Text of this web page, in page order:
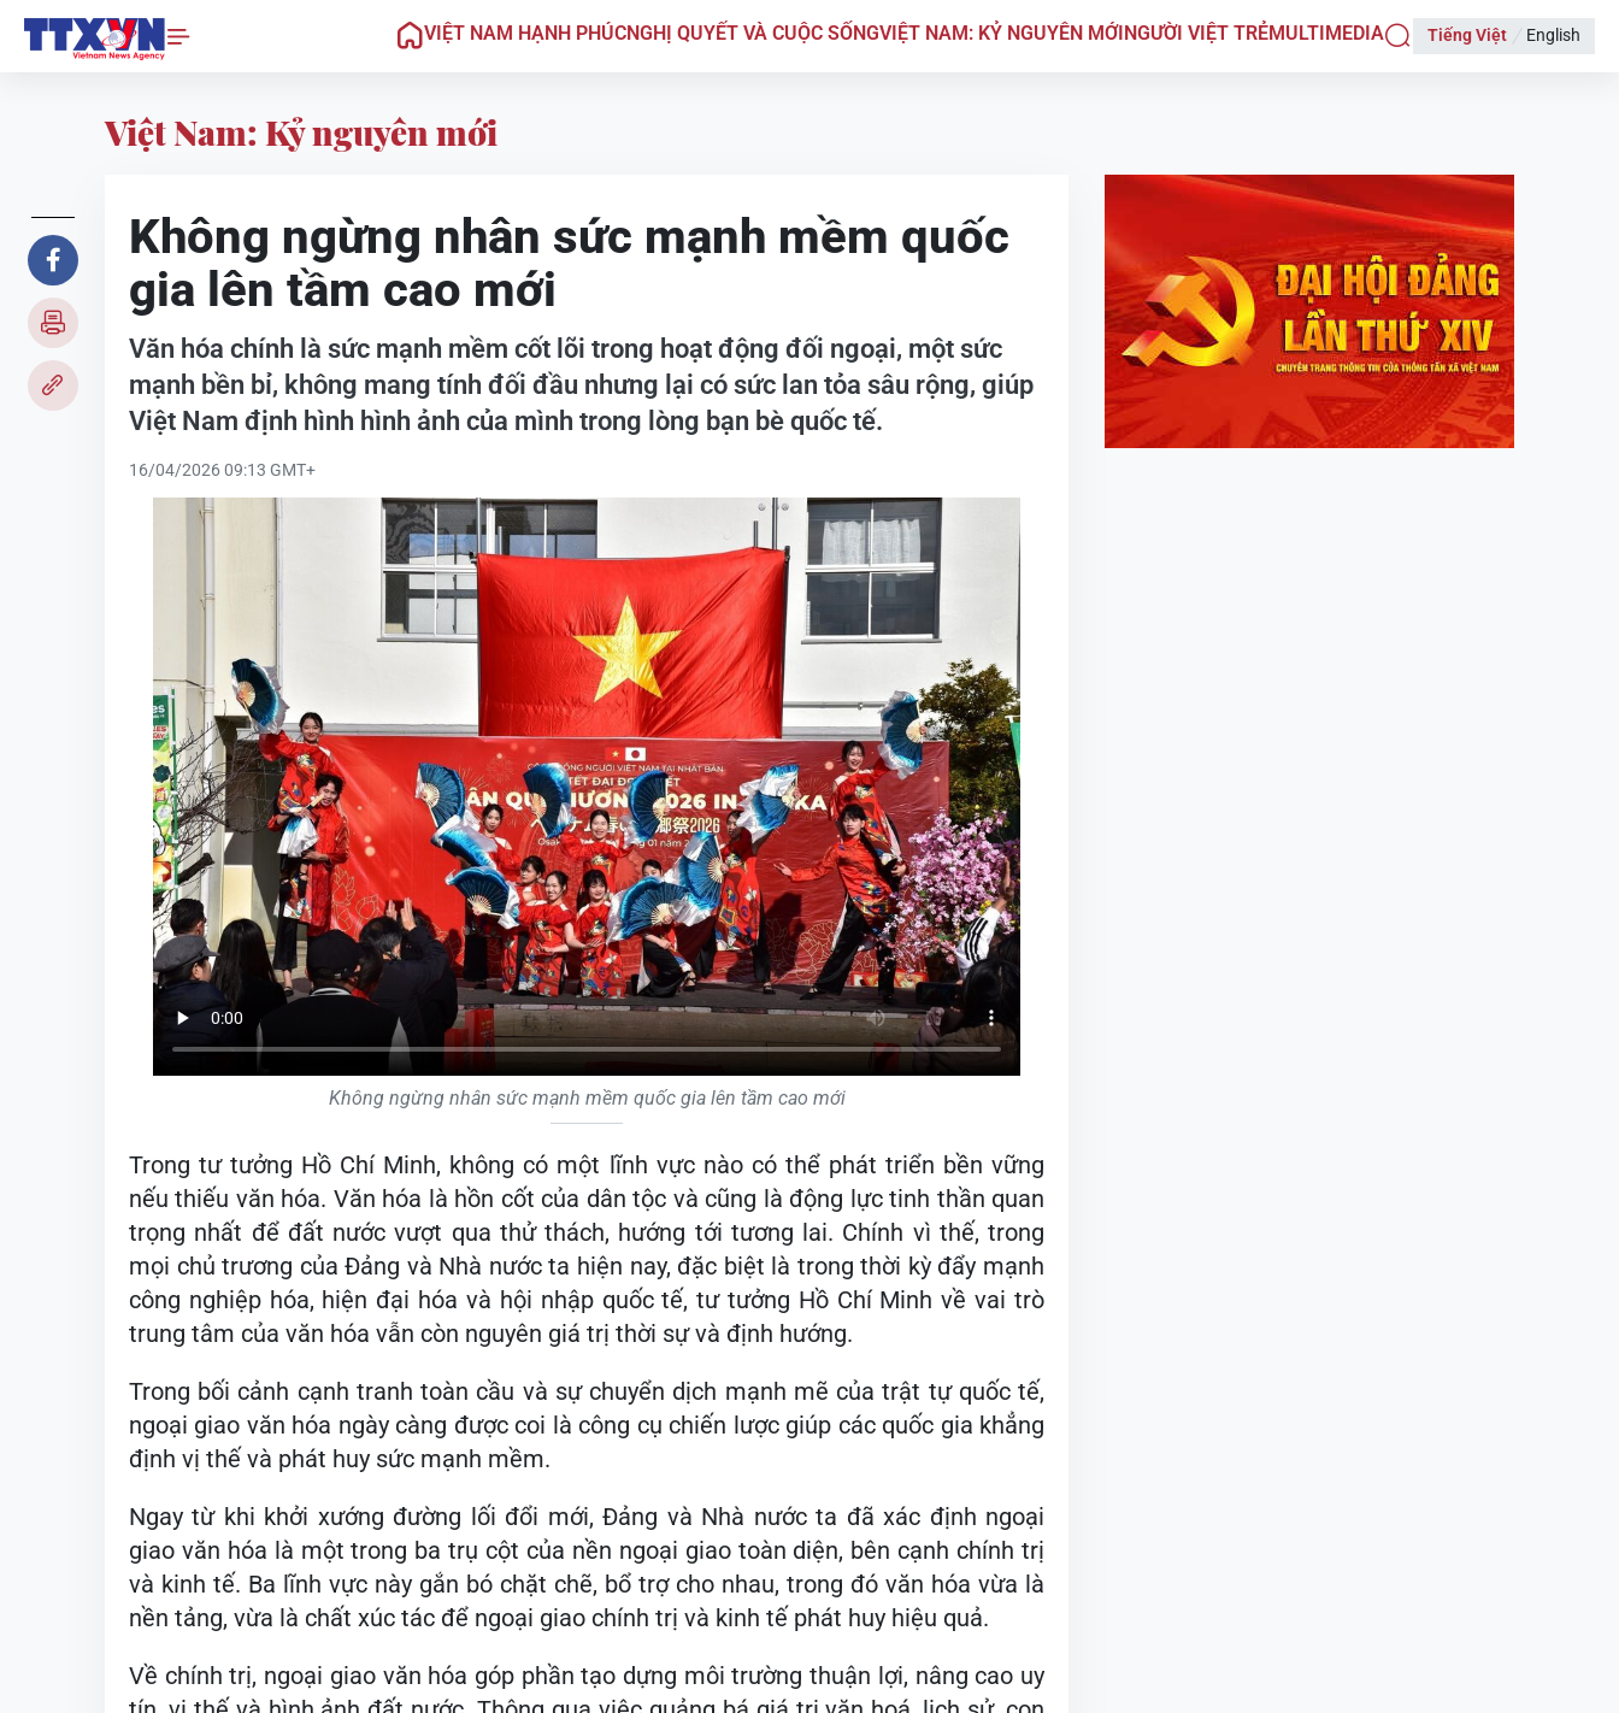
VIỆT NAM HẠNH PHÚCNGHỊ QUYẾT VÀ CUỘC SỐNGVIỆT NAM: KỶ NGUYÊN MỚINGƯỜI VIỆT TRẺMULTIMEDIA Tiếng Việt English
Việt Nam: Kỷ nguyên mới
Không ngừng nhân sức mạnh mềm quốc
gia lên tầm cao mới
Văn hóa chính là sức mạnh mềm cốt lõi trong hoạt động đối ngoại, một sức
mạnh bền bỉ, không mang tính đối đầu nhưng lại có sức lan tỏa sâu rộng, giúp
Việt Nam định hình hình ảnh của mình trong lòng bạn bè quốc tế.
16/04/2026 09:13 GMT+
Không ngừng nhân sức mạnh mềm quốc gia lên tầm cao mới
Trong tư tưởng Hồ Chí Minh, không có một lĩnh vực nào có thể phát triển bền vững
nếu thiếu văn hóa. Văn hóa là hồn cốt của dân tộc và cũng là động lực tinh thần quan
trọng nhất để đất nước vượt qua thử thách, hướng tới tương lai. Chính vì thế, trong
mọi chủ trương của Đảng và Nhà nước ta hiện nay, đặc biệt là trong thời kỳ đẩy mạnh
công nghiệp hóa, hiện đại hóa và hội nhập quốc tế, tư tưởng Hồ Chí Minh về vai trò
trung tâm của văn hóa vẫn còn nguyên giá trị thời sự và định hướng.
Trong bối cảnh cạnh tranh toàn cầu và sự chuyển dịch mạnh mẽ của trật tự quốc tế,
ngoại giao văn hóa ngày càng được coi là công cụ chiến lược giúp các quốc gia khẳng
định vị thế và phát huy sức mạnh mềm.
Ngay từ khi khởi xướng đường lối đổi mới, Đảng và Nhà nước ta đã xác định ngoại
giao văn hóa là một trong ba trụ cột của nền ngoại giao toàn diện, bên cạnh chính trị
và kinh tế. Ba lĩnh vực này gắn bó chặt chẽ, bổ trợ cho nhau, trong đó văn hóa vừa là
nền tảng, vừa là chất xúc tác để ngoại giao chính trị và kinh tế phát huy hiệu quả.
Về chính trị, ngoại giao văn hóa góp phần tạo dựng môi trường thuận lợi, nâng cao uy